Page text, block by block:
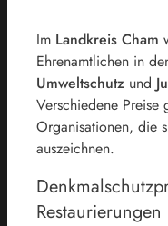
Im Landkreis Cham
Ehrenamtlichen in
Umweltschutz und
Verschiedene Preise
Organisationen, die
auszeichnen.
Restaurierungen